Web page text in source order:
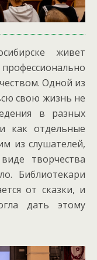
живет
Одной из
свою жизнь не
в разных
как отдельные
из слушателей,
творчества
Библиотекари
от сказки, и
дать этому